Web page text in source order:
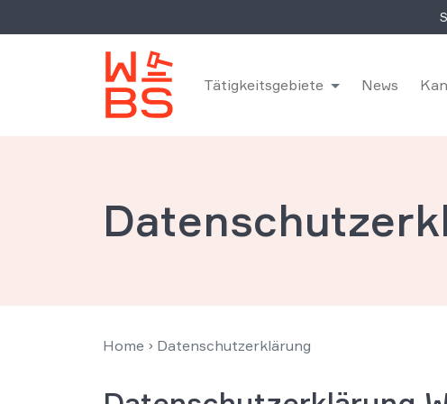
Tätigkeitsgebiete News
Home › Datenschutzerklärung